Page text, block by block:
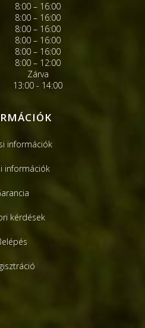
8:00 – 16:00
8:00 – 16:00
8:00 – 16:00
8:00 – 16:00
8:00 – 16:00
8:00 – 12:00
Zárva
13:00 - 14:00
információk
információk
kérdések